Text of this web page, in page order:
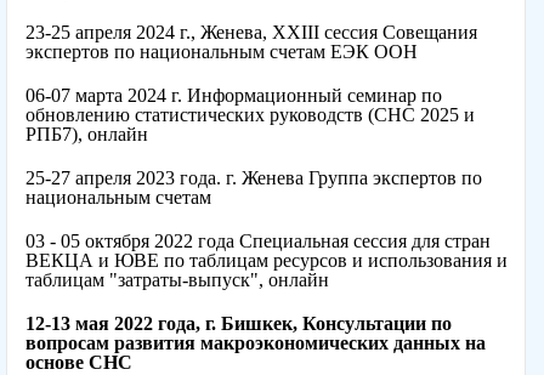
23-25 апреля 2024 г., Женева, XXIII сессия Совещания
экспертов по национальным счетам ЕЭК ООН
06-07 марта 2024 г. Информационный семинар по
обновлению статистических руководств (СНС 2025 и
РПБ7), онлайн
25-27 апреля 2023 года. г. Женева Группа экспертов по
национальным счетам
03 - 05 октября 2022 года Специальная сессия для стран
ВЕКЦА и ЮВЕ по таблицам ресурсов и использования и
таблицам "затраты-выпуск", онлайн
12-13 мая 2022 года, г. Бишкек, Консультации по
вопросам развития макроэкономических данных на
основе СНС